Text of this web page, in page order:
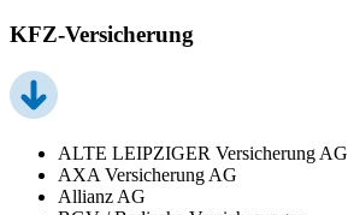
KFZ-Versicherung
ALTE LEIPZIGER Versicherung AG
AXA Versicherung AG
Allianz AG